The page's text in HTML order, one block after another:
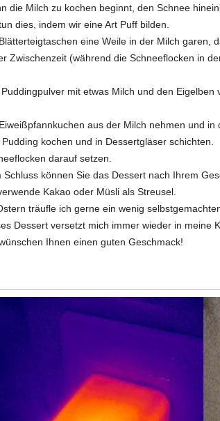
die Milch zu kochen beginnt, den Schnee
dies, indem wir eine Art Puff bilden.
eine Weile in der Milch garen,
Zwischenzeit (während die Schneeflocken in
mit etwas Milch und den Eigelben
aus der Milch nehmen und in
Pudding kochen und in Dessertgläser schichten.
darauf setzen.
Schluss können Sie das Dessert nach Ihrem
Kakao oder Müsli als Streusel.
träufle ich gerne ein wenig
Dessert versetzt mich immer wieder in meine
Ihnen einen guten Geschmack!